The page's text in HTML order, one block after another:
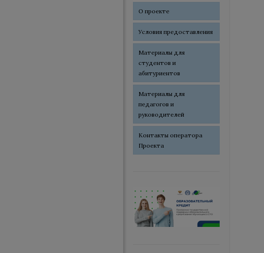
О проекте
Условия предоставления
Материалы для
студентов и
абитуриентов
Материалы для
педагогов и
руководителей
Контакты оператора
Проекта